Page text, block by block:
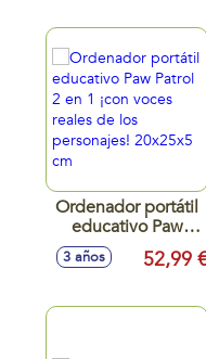
Ordenador portátil
educativo Paw
Patrol 2 en 1 ¡con
voces reales de los
20x25x5 cm
3 años 52,99